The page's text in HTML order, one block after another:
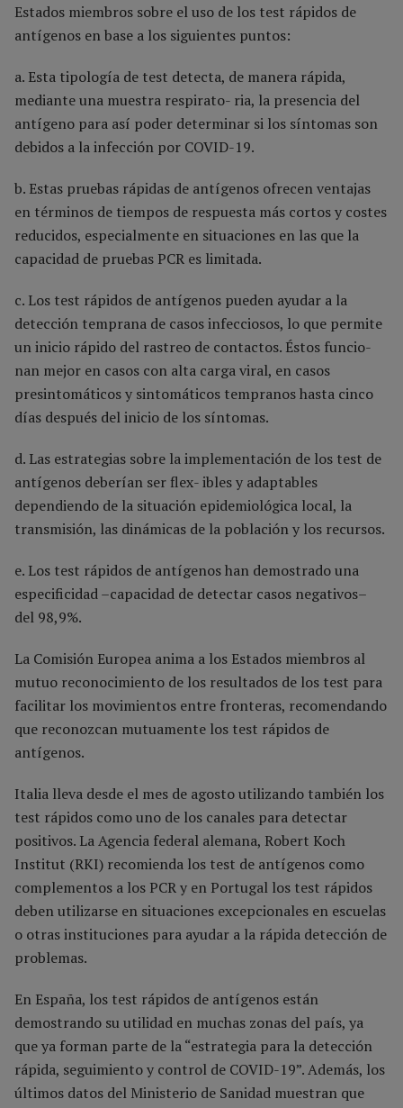
Estados miembros sobre el uso de los test rápidos de
antígenos en base a los siguientes puntos:
a. Esta tipología de test detecta, de manera rápida,
mediante una muestra respirato- ria, la presencia del
antígeno para así poder determinar si los síntomas son
debidos a la infección por COVID-19.
b. Estas pruebas rápidas de antígenos ofrecen ventajas
en términos de tiempos de respuesta más cortos y costes
reducidos, especialmente en situaciones en las que la
capacidad de pruebas PCR es limitada.
c. Los test rápidos de antígenos pueden ayudar a la
detección temprana de casos infecciosos, lo que permite
un inicio rápido del rastreo de contactos. Éstos funcio-
nan mejor en casos con alta carga viral, en casos
presintomáticos y sintomáticos tempranos hasta cinco
días después del inicio de los síntomas.
d. Las estrategias sobre la implementación de los test de
antígenos deberían ser flex- ibles y adaptables
dependiendo de la situación epidemiológica local, la
transmisión, las dinámicas de la población y los recursos.
e. Los test rápidos de antígenos han demostrado una
especificidad –capacidad de detectar casos negativos–
del 98,9%.
La Comisión Europea anima a los Estados miembros al
mutuo reconocimiento de los resultados de los test para
facilitar los movimientos entre fronteras, recomendando
que reconozcan mutuamente los test rápidos de
antígenos.
Italia lleva desde el mes de agosto utilizando también los
test rápidos como uno de los canales para detectar
positivos. La Agencia federal alemana, Robert Koch
Institut (RKI) recomienda los test de antígenos como
complementos a los PCR y en Portugal los test rápidos
deben utilizarse en situaciones excepcionales en escuelas
o otras instituciones para ayudar a la rápida detección de
problemas.
En España, los test rápidos de antígenos están
demostrando su utilidad en muchas zonas del país, ya
que ya forman parte de la “estrategia para la detección
rápida, seguimiento y control de COVID-19”. Además, los
últimos datos del Ministerio de Sanidad muestran que